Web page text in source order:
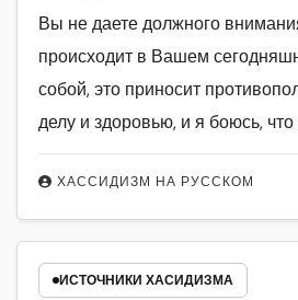
ХАССИДИЗМ НА РУССКОМ
Вы не даете должного
происходит в Вашем
собой, это приносит
делу и здоровью, и я боюсь,
ИСТОЧНИКИ ХАСИДИЗМА